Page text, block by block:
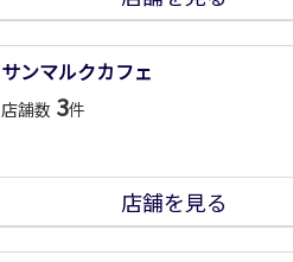
サンマルクカフェ
店舗数 3件
店舗を見る